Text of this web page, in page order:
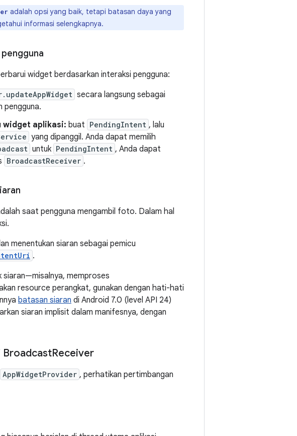
adalah opsi yang baik, tetapi batasan daya yang
informasi selengkapnya.
widget berdasarkan interaksi pengguna:
secara langsung sebagai
pengguna.
aplikasi: buat PendingIntent , lalu
yang dipanggil. Anda dapat memilih
untuk PendingIntent , Anda dapat
BroadcastReceiver .
saat pengguna mengambil foto. Dalam hal
menentukan siaran sebagai pemicu
.
siaran—misalnya, memproses
resource perangkat, gunakan dengan hati-hati
batasan siaran di Android 7.0 (level API 24)
siaran implisit dalam manifesnya, dengan
BroadcastReceiver
AppWidgetProvider , perhatikan pertimbangan